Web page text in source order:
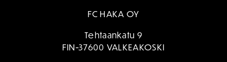
FC HAKA OY
Tehtaankatu 9
FIN-37600 VALKEAKOSKI